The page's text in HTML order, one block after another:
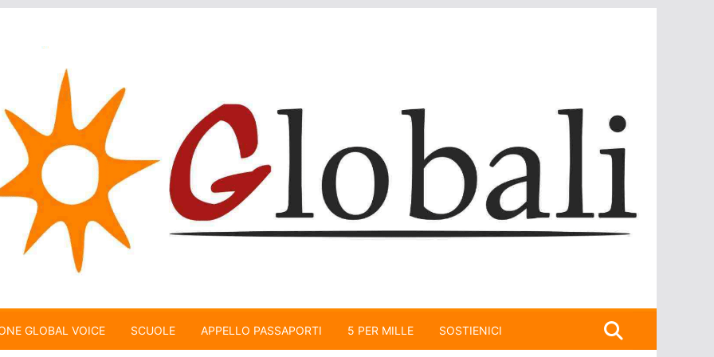
GLOBAL VOICE SCUOLE APPELLO PASSAPORTI 5 PER MILLE SOSTIENICI